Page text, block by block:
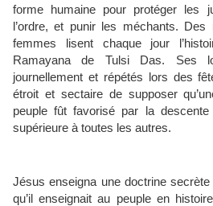
forme humaine pour protéger les
l’ordre, et punir les méchants. Des
femmes lisent chaque jour
Ramayana de Tulsi Das. Ses
journellement et répétés lors des
étroit et sectaire de supposer
peuple fût favorisé par la descente
supérieure à toutes les autres.
Jésus enseigna une doctrine
qu’il enseignait au peuple en